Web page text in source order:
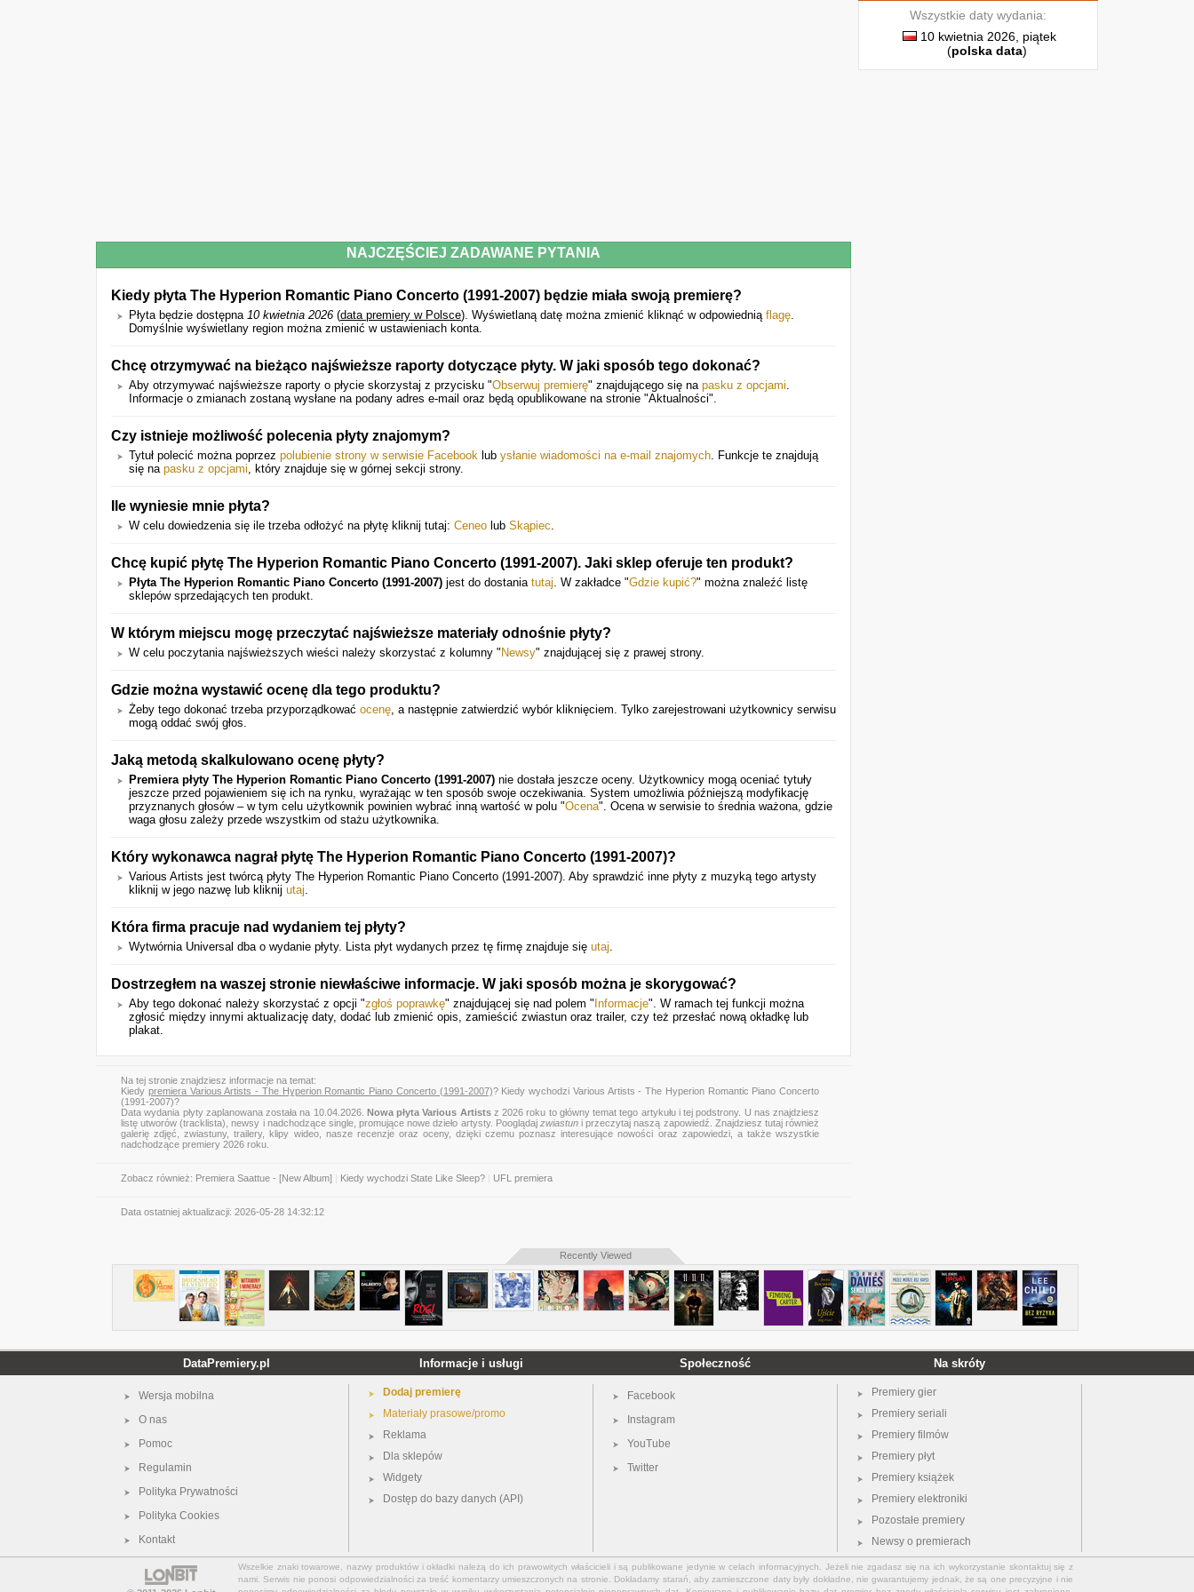
CD 3 Mendelssohn Double Concertos (RPC 3)
CD 4 Arensky & Bortkiewicz (RPC 4)
Stephen Coombs · BBC Scottish SO / Jerzy Maksymiuk
CD 5 Rimsky-Korsakov & Balakirev (RPC 5)
CD 6 Dohnányi (RPC 6)
CD 7 Henselt & Alkan (RPC 7)
Marc-André Hamelin · BBC Scottish SO / Martyn Brabbins
CD 8 Medtner 1 & Piano Quintet (RPC 8) NEW BUDAPEST QUARTET
Dmitri Alexeev · BBC Symphony Orchestra / Alexander Lazarev
Piers Lane · BBC Scottish SO / Alun Francis
CD 11 Scharwenka 4 & Sauer 1 (RPC 11)
Sir Stephen Hough · CBSO / Lawrence Foster
CD 12 Parry & Stanford (RPC 12)
Piers Lane · BBC Scottish SO / Martyn Brabbins
CD 13 Glazunov & Goedicke (RPC 13)
NAJCZĘŚCIEJ ZADAWANE PYTANIA
Kiedy płyta The Hyperion Romantic Piano Concerto (1991-2007) będzie miała swoją premierę?
Płyta będzie dostępna 10 kwietnia 2026 (data premiery w Polsce). Wyświetlaną datę można zmienić kliknąć w odpowiednią flagę.
Domyślnie wyświetlany region można zmienić w ustawieniach konta.
Chcę otrzymywać na bieżąco najświeższe raporty dotyczące płyty. W jaki sposób tego dokonać?
Aby otrzymywać najświeższe raporty o płycie skorzystaj z przycisku "Obserwuj premierę" znajdującego się na pasku z opcjami.
Informacje o zmianach zostaną wysłane na podany adres e-mail oraz będą opublikowane na stronie "Aktualności".
Czy istnieje możliwość polecenia płyty znajomym?
Tytuł polecić można poprzez polubienie strony w serwisie Facebook lub ysłanie wiadomości na e-mail znajomych. Funkcje te znajdują
się na pasku z opcjami, który znajduje się w górnej sekcji strony.
Ile wyniesie mnie płyta?
W celu dowiedzenia się ile trzeba odłożyć na płytę kliknij tutaj: Ceneo lub Skąpiec.
Chcę kupić płytę The Hyperion Romantic Piano Concerto (1991-2007). Jaki sklep oferuje ten produkt?
Płyta The Hyperion Romantic Piano Concerto (1991-2007) jest do dostania tutaj. W zakładce "Gdzie kupić?" można znaleźć listę
sklepów sprzedających ten produkt.
W którym miejscu mogę przeczytać najświeższe materiały odnośnie płyty?
W celu poczytania najświeższych wieści należy skorzystać z kolumny " Newsy" znajdującej się z prawej strony.
Gdzie można wystawić ocenę dla tego produktu?
Żeby tego dokonać trzeba przyporządkować ocenę, a następnie zatwierdzić wybór kliknięciem. Tylko zarejestrowani użytkownicy serwisu
mogą oddać swój głos.
Jaką metodą skalkulowano ocenę płyty?
Premiera płyty The Hyperion Romantic Piano Concerto (1991-2007) nie dostała jeszcze oceny. Użytkownicy mogą oceniać tytuły
jeszcze przed pojawieniem się ich na rynku, wyrażając w ten sposób swoje oczekiwania. System umożliwia późniejszą modyfikację
przyznanych głosów – w tym celu użytkownik powinien wybrać inną wartość w polu "Ocena". Ocena w serwisie to średnia ważona, gdzie
waga głosu zależy przede wszystkim od stażu użytkownika.
Który wykonawca nagrał płytę The Hyperion Romantic Piano Concerto (1991-2007)?
Various Artists jest twórcą płyty The Hyperion Romantic Piano Concerto (1991-2007). Aby sprawdzić inne płyty z muzyką tego artysty
kliknij w jego nazwę lub kliknij utaj.
Która firma pracuje nad wydaniem tej płyty?
Wytwórnia Universal dba o wydanie płyty. Lista płyt wydanych przez tę firmę znajduje się utaj.
Dostrzegłem na waszej stronie niewłaściwe informacje. W jaki sposób można je skorygować?
Aby tego dokonać należy skorzystać z opcji "zgłoś poprawkę" znajdującej się nad polem " Informacje". W ramach tej funkcji można
zgłosić między innymi aktualizację daty, dodać lub zmienić opis, zamieścić zwiastun oraz trailer, czy też przesłać nową okładkę lub
plakat.
Na tej stronie znajdziesz informacje na temat:
Kiedy premiera Various Artists - The Hyperion Romantic Piano Concerto (1991-2007)? Kiedy wychodzi Various Artists - The Hyperion Romantic Piano Concerto
(1991-2007)?
Data wydania płyty zaplanowana została na 10.04.2026. Nowa płyta Various Artistsz 2026 roku to główny temat tego artykułu i tej podstrony. U nas znajdziesz
listę utworów (tracklista), newsy i nadchodzące single, promujące nowe dzieło artysty. Pooglądaj zwiastuni przeczytaj naszą zapowiedź. Znajdziesz tutaj również
galerię zdjęć, zwiastuny, trailery, klipy wideo, nasze recenzje oraz oceny, dzięki czemu poznasz interesujące nowości oraz zapowiedzi, a także wszystkie
nadchodzące premiery 2026 roku.
Zobacz również: Premiera Saattue - [New Album] Kiedy wychodzi State Like Sleep? UFL premiera
Data ostatniej aktualizacji: 2026-05-28 14:32:12
Wszystkie daty wydania:
10 kwietnia 2026, piątek
(polska data)
Recently Viewed
DataPremiery.pl
Wersja mobilna
O nas
Pomoc
Regulamin
Polityka Prywatności
Polityka Cookies
Kontakt
Informacje i usługi
Dodaj premierę
Materiały prasowe/promo
Reklama
Dla sklepów
Widgety
Dostęp do bazy danych (API)
Społeczność
Facebook
Instagram
YouTube
Twitter
Na skróty
Premiery gier
Premiery seriali
Premiery filmów
Premiery płyt
Premiery książek
Premiery elektroniki
Pozostałe premiery
Newsy o premierach
Wszelkie znaki towarowe, nazwy produktów i okładki należą do ich prawowitych właścicieli i są publikowane jedynie w celach informacyjnych. Jeżeli nie zgadasz się na ich wykorzystanie skontaktuj się z
nami. Serwis nie ponosi odpowiedzialności za treść komentarzy umieszczonych na stronie. Dokładamy starań, aby zamieszczone daty były dokładne, nie gwarantujemy jednak, że są one precyzyjne i nie